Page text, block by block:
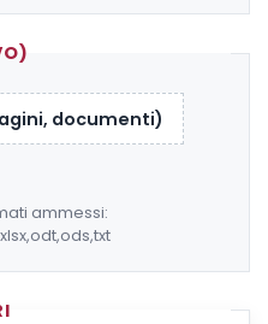
documenti)
ammessi: